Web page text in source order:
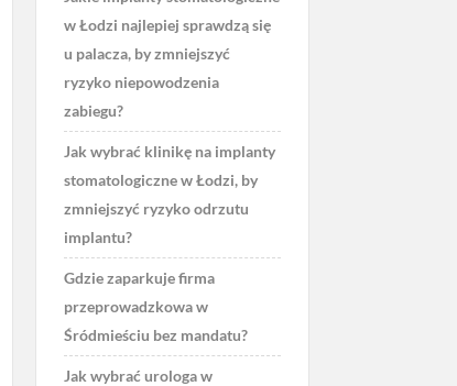
w Łodzi najlepiej sprawdzą się
u palacza, by zmniejszyć
ryzyko niepowodzenia
zabiegu?
Jak wybrać klinikę na implanty
stomatologiczne w Łodzi, by
zmniejszyć ryzyko odrzutu
implantu?
Gdzie zaparkuje firma
przeprowadzkowa w
Śródmieściu bez mandatu?
Jak wybrać urologa w